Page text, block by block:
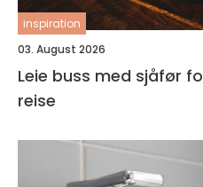
inspiration
03. August 2026
Leie buss med sjåfør
reise